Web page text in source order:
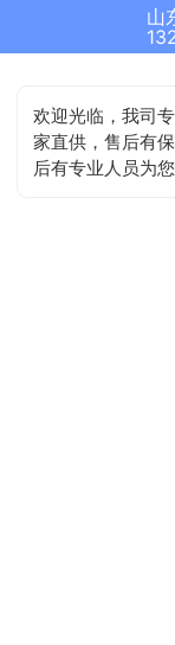
欢迎光临，我司
家直供，售后有
后有专业人员为